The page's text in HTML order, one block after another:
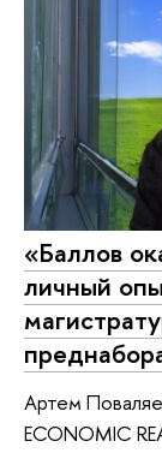
«Баллов
личный
Артем
ECONOMIC